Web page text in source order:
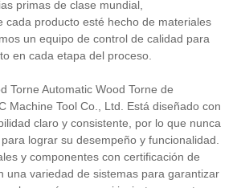
primas de clase mundial,
cada producto esté hecho de materiales
un equipo de control de calidad para
en cada etapa del proceso.
Torne Automatic Wood Torne de
Machine Tool Co., Ltd. Está diseñado con
claro y consistente, por lo que nunca
lograr su desempeño y funcionalidad.
y componentes con certificación de
una variedad de sistemas para garantizar